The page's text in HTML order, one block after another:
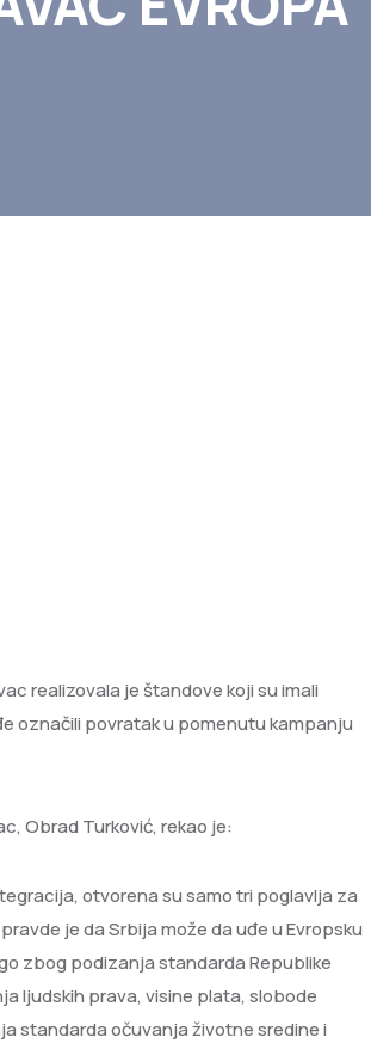
realizovala je štandove koji su imali
označili povratak u pomenutu kampanju
Obrad Turković, rekao je:
otvorena su samo tri poglavlja za
je da Srbija može da uđe u Evropsku
zbog podizanja standarda Republike
ljudskih prava, visine plata, slobode
standarda očuvanja životne sredine i